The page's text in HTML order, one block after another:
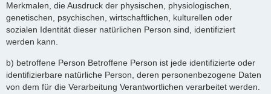
Merkmalen, die Ausdruck der physischen, physiologischen,
genetischen, psychischen, wirtschaftlichen, kulturellen oder
sozialen Identität dieser natürlichen Person sind, identifiziert
werden kann.
b) betroffene Person Betroffene Person ist jede identifizierte oder
identifizierbare natürliche Person, deren personenbezogene Daten
von dem für die Verarbeitung Verantwortlichen verarbeitet werden.